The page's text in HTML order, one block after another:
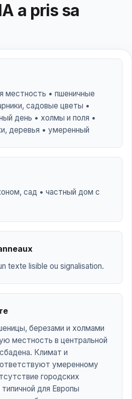
a pris sa
местность • пшеничные
садовые цветы •
день • холмы и поля •
деревья • умеренный
сад • частный дом с
texte lisible ou signalisation.
березами и холмами
местность в центральной
Климат и
умеренному
городских
для Европы